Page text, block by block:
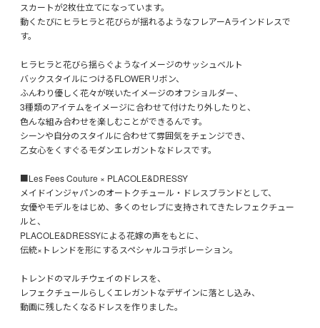
スカートが2枚仕立てになっています。
動くたびにヒラヒラと花びらが揺れるようなフレアーAラインドレスで
す。
ヒラヒラと花びら揺らぐようなイメージのサッシュベルト
バックスタイルにつけるFLOWERリボン、
ふんわり優しく花々が咲いたイメージのオフショルダー、
3種類のアイテムをイメージに合わせて付けたり外したりと、
色んな組み合わせを楽しむことができるんです。
シーンや自分のスタイルに合わせて雰囲気をチェンジでき、
乙女心をくすぐるモダンエレガントなドレスです。
■Les Fees Couture × PLACOLE&DRESSY
メイドインジャパンのオートクチュール・ドレスブランドとして、
女優やモデルをはじめ、多くのセレブに支持されてきたレフェクチュー
ルと、
PLACOLE&DRESSYによる花嫁の声をもとに、
伝統×トレンドを形にするスペシャルコラボレーション。
トレンドのマルチウェイのドレスを、
レフェクチュールらしくエレガントなデザインに落とし込み、
動画に残したくなるドレスを作りました。